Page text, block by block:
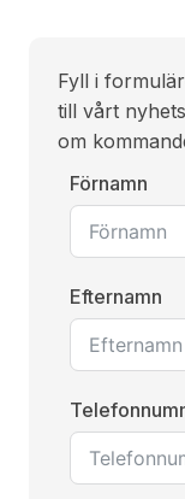
Fyll i
till vårt
om
Förnamn
Efternamn